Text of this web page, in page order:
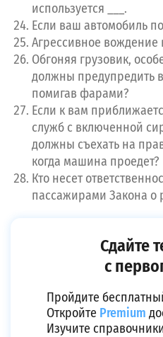
используется ___.
Если ваш автомобиль
Агрессивное вождение
Обгоняя грузовик,
должны предупредить
помигав фарами?
Если к вам
служб с включенной
должны съехать на
когда машина проедет?
Кто несет
пассажирами Закона о
Сдайте
с
Пройдите
Откройте Premium
Изучите